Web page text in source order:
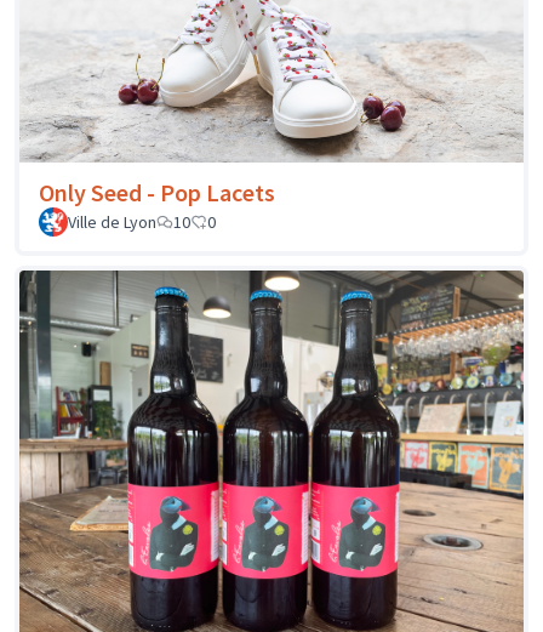
Only Seed - Pop Lacets
Ville de Lyon 10 0